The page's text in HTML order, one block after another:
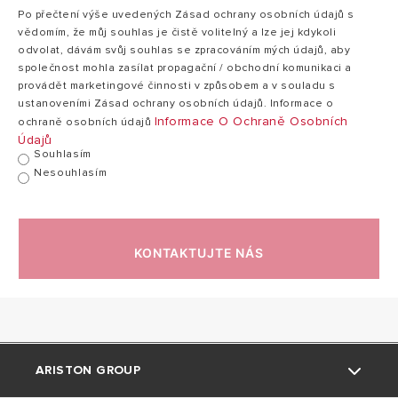
Po přečtení výše uvedených Zásad ochrany osobních údajů s
vědomím, že můj souhlas je čistě volitelný a lze jej kdykoli
odvolat, dávám svůj souhlas se zpracováním mých údajů, aby
společnost mohla zasílat propagační / obchodní komunikaci a
provádět marketingové činnosti v způsobem a v souladu s
ustanoveními Zásad ochrany osobních údajů. Informace o
ochraně osobních údajů Informace O Ochraně Osobních
Údajů
Souhlasím
Nesouhlasím
KONTAKTUJTE NÁS
ARISTON GROUP